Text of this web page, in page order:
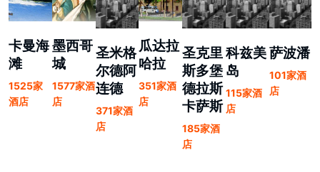
卡曼海
滩
1525家
酒店
墨西哥
城
1577家酒
店
圣米格
尔德阿
连德
371家酒
店
瓜达拉
哈拉
351家酒
店
圣克里
斯多堡
德拉斯
卡萨斯
185家酒
店
科兹美
岛
115家酒
店
萨波潘
101家酒
店